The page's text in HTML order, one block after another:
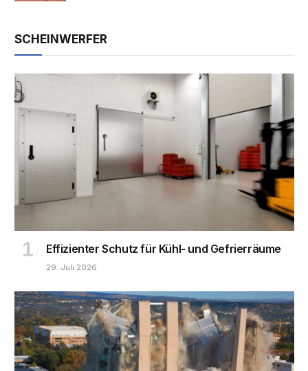
SCHEINWERFER
Effizienter Schutz für Kühl- und Gefrierräume
29. Juli 2026